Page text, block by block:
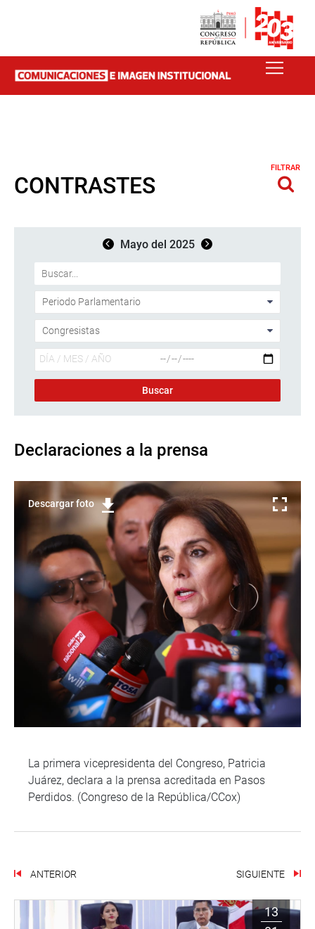
CONTRASTES
FILTRAR
Mayo del 2025
Declaraciones a la prensa
Descargar foto
La primera vicepresidenta del Congreso, Patricia
Juárez, declara a la prensa acreditada en Pasos
Perdidos. (Congreso de la República/CCox)
ANTERIOR SIGUIENTE
13